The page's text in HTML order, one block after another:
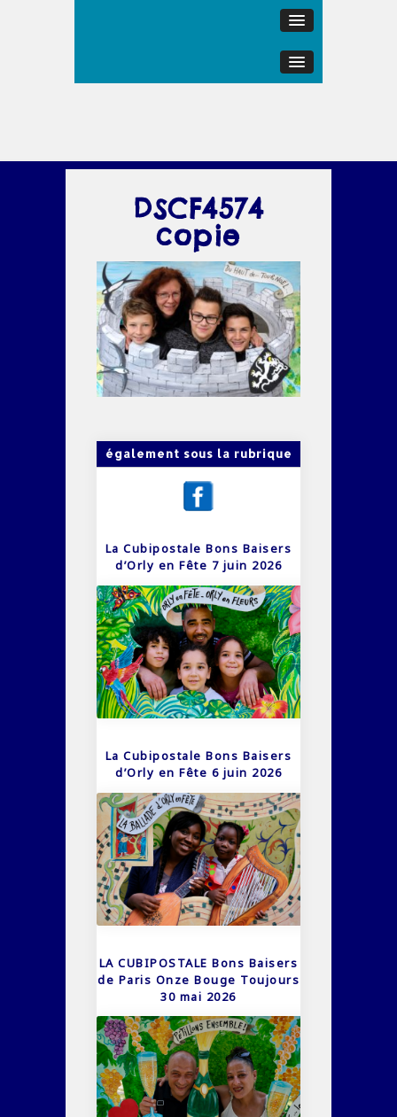
DSCF4574
copie
également sous la rubrique
La Cubipostale Bons Baisers
d’Orly en Fête 7 juin 2026
La Cubipostale Bons Baisers
d’Orly en Fête 6 juin 2026
LA CUBIPOSTALE Bons Baisers
de Paris Onze Bouge Toujours
30 mai 2026